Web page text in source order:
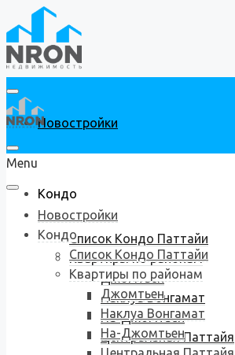
Новостройки
Кондо
Список Кондо Паттайи
Квартиры по районам
Джомтьен
Наклуа Вонгамат
На-Джомтьен
Центральная Паттайя
Menu
Новостройки
Кондо
Список Кондо Паттайи
Квартиры по районам
Джомтьен
Наклуа Вонгамат
На-Джомтьен